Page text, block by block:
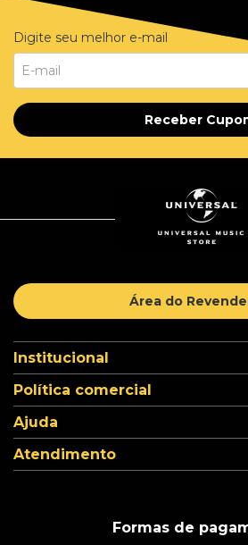
Digite seu melhor e-mail
Receber
Área do
Institucional
Política comercial
Ajuda
Atendimento
Formas de